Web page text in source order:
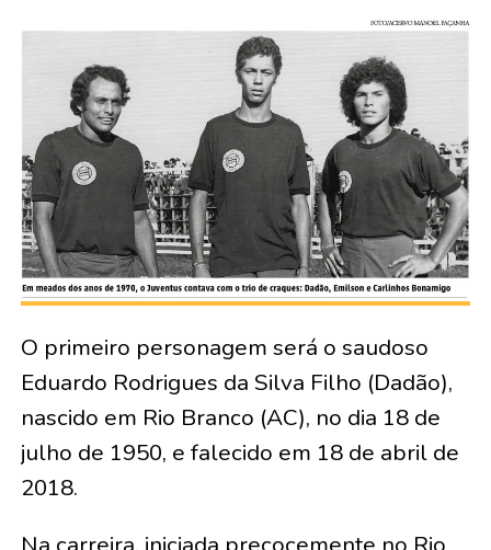
O primeiro personagem será o saudoso
Eduardo Rodrigues da Silva Filho (Dadão),
nascido em Rio Branco (AC), no dia 18 de
julho de 1950, e falecido em 18 de abril de
2018.